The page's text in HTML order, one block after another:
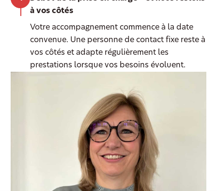
à vos côtés
Votre accompagnement commence à la date
convenue. Une personne de contact fixe reste à
vos côtés et adapte régulièrement les
prestations lorsque vos besoins évoluent.